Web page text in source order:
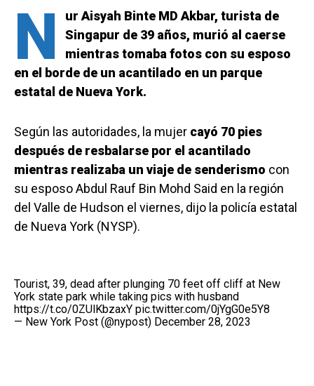
N
ur Aisyah Binte MD Akbar, turista de
Singapur de 39 años, murió al caerse
mientras tomaba fotos con su esposo
en el borde de un acantilado en un parque
estatal de Nueva York.
Según las autoridades, la mujer cayó 70 pies
después de resbalarse por el acantilado
mientras realizaba un viaje de senderismo con
su esposo Abdul Rauf Bin Mohd Said en la región
del Valle de Hudson el viernes, dijo la policía estatal
de Nueva York (NYSP).
Tourist, 39, dead after plunging 70 feet off cliff at New
York state park while taking pics with husband
https://t.co/0ZUlKbzaxY pic.twitter.com/0jYgG0e5Y8
— New York Post (@nypost) December 28, 2023